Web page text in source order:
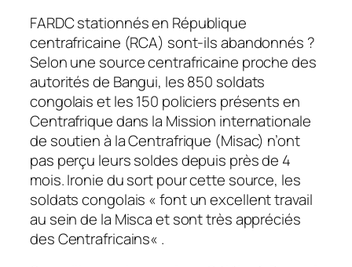
FARDC stationnés en République
centrafricaine (RCA) sont-ils abandonnés ?
Selon une source centrafricaine proche des
autorités de Bangui, les 850 soldats
congolais et les 150 policiers présents en
Centrafrique dans la Mission internationale
de soutien à la Centrafrique (Misac) n’ont
pas perçu leurs soldes depuis près de 4
mois. Ironie du sort pour cette source, les
soldats congolais «font un excellent travail
au sein de la Misca et sont très appréciés
des Centrafricains« .